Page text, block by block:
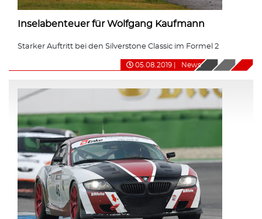
Inselabenteuer für Wolfgang Kaufmann
Starker Auftritt bei den Silverstone Classic im Formel 2
05.08.2019 News